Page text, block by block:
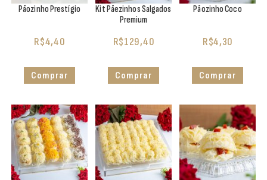
Pãozinho Prestígio
R$4,40
Comprar
Kit Pãezinhos Salgados
Premium
R$129,40
Comprar
Pãozinho Coco
R$4,30
Comprar